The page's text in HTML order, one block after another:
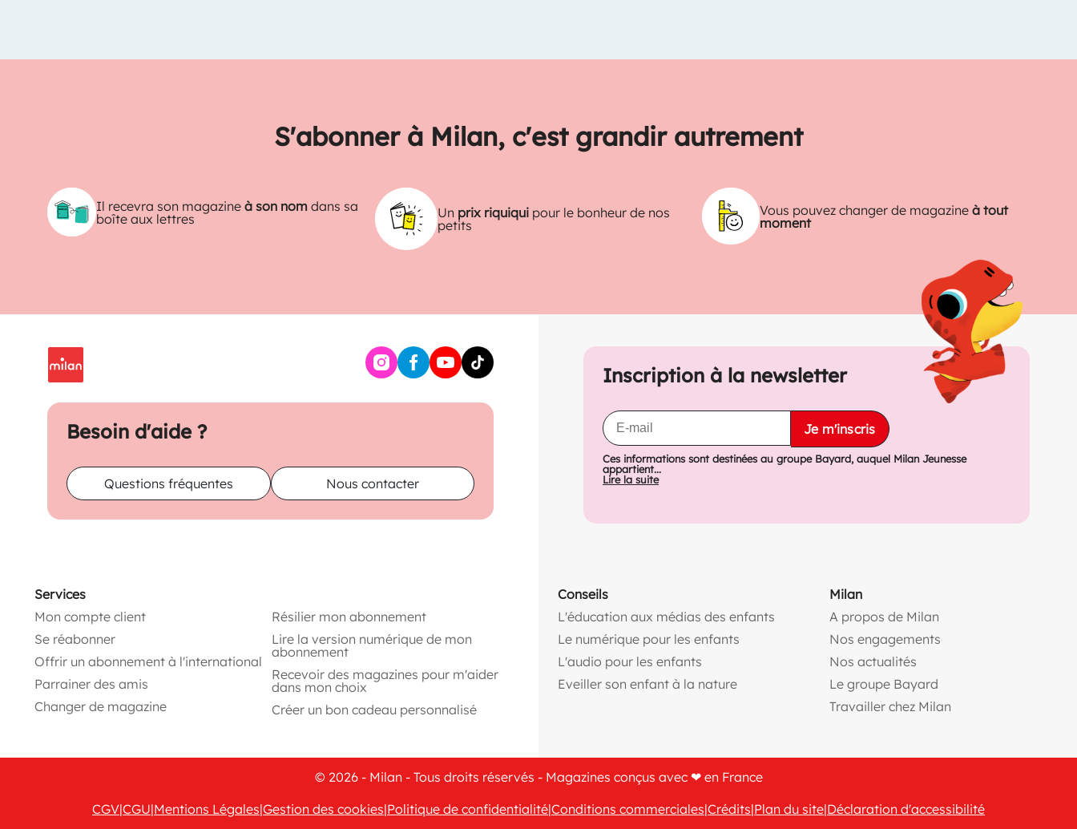
S'abonner à Milan, c'est grandir autrement
Il recevra son magazineà son nom dans sa
boîte aux lettres
Un prix riquiqui pour le bonheur de nos
petits
Vous pouvez changer de magazine à tout
moment
Besoin d'aide ?
Questions fréquentes Nous contacter
Inscription à la newsletter
Je m'inscris
Ces informations sont destinées au groupe Bayard, auquel Milan Jeunesse
appartient...
Lire la suite
Services
Mon compte client
Se réabonner
Offrir un abonnement à l'international
Parrainer des amis
Changer de magazine
Résilier mon abonnement
Lire la version numérique de mon
abonnement
Recevoir des magazines pour m'aider
dans mon choix
Créer un bon cadeau personnalisé
Conseils
L'éducation aux médias des enfants
Le numérique pour les enfants
L'audio pour les enfants
Eveiller son enfant à la nature(ouvre une nouvelle fenêtre)
Milan
A propos de Milan
Nos engagements(ouvre une nouvelle
Nos actualités(ouvre une nouvelle
Le groupe Bayard(ouvre une nouvelle
Travailler chez Milan(ouvre une nouvelle
© 2026 - Milan - Tous droits réservés - Magazines conçus avec ❤ en France
CGV|CGU|Mentions Légales|Gestion des cookies|Politique de confidentialité|Conditions commerciales|Crédits|Plan du site|Déclaration d'accessibilité